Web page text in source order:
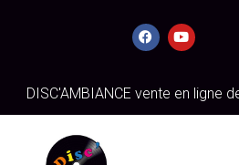
DISC'AMBIANCE vente en ligne